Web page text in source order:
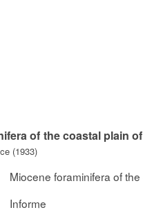
of the coastal plain
(1933)
Miocene foraminifera of
Informe